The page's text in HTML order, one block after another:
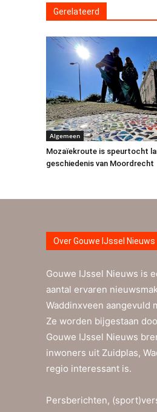
Gerelateerd
Algemeen
Mozaïekroute is speurtocht
geschiedenis van Moordrecht
Over Gouwe IJssel Nieuws
Gouwe IJssel Nieuws is
aantal ervaren
Waddinxveen aangevuld
Ze worden bijgestaan
Gouwe IJssel Nieuws
inwoners uit Zuidplas,
regio interessant is.
Persberichten,